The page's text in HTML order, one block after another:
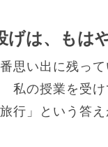
げは、もは
思い出に残っ
私の授業を受け
行」という答